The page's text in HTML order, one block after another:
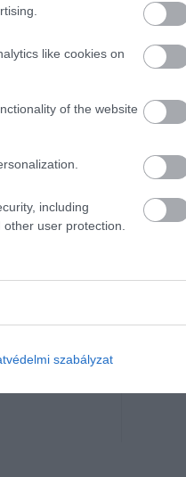
like cookies on
of the website
including
user protection.
szabályzat
szépsége és